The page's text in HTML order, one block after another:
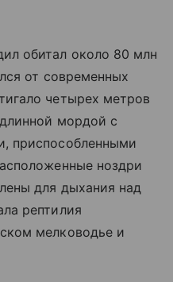
обитал около 80 млн
от современных
четырех метров
мордой с
приспособленными
ноздри
для дыхания над
рептилия
мелководье и